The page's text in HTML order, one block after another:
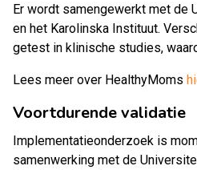
Er wordt samengewerkt met de
en het Karolinska Instituut.
getest in klinische studies,
Lees meer over HealthyMoms
Voortdurende validatie
Implementatieonderzoek is
samenwerking met de